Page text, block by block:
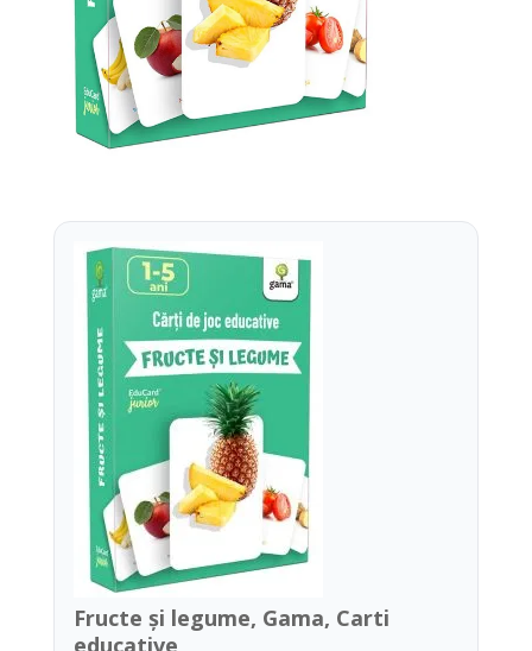
Fructe şi legume, Gama, Carti
educative